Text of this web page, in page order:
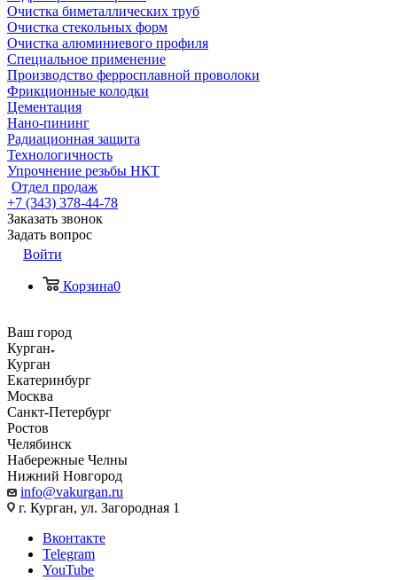
Очистка биметаллических труб
Очистка стекольных форм
Очистка алюминиевого профиля
Специальное применение
Производство ферросплавной проволоки
Фрикционные колодки
Цементация
Нано-пининг
Радиационная защита
Технологичность
Упрочнение резьбы НКТ
Отдел продаж
+7 (343) 378-44-78
Заказать звонок
Задать вопрос
Войти
Корзина0
Ваш город
Курган
Курган
Екатеринбург
Москва
Санкт-Петербург
Ростов
Челябинск
Набережные Челны
Нижний Новгород
info@vakurgan.ru
г. Курган, ул. Загородная 1
Вконтакте
Telegram
YouTube